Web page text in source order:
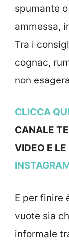
spumante
ammessa,
Tra i
cognac,
non
CLICCA QUI
CANALE
VIDEO E LE
E per finire
vuote sia
informale